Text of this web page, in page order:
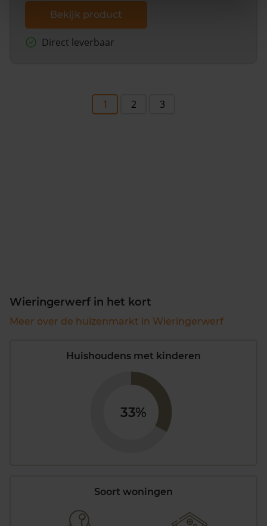
Bekijk product
Direct leverbaar
1 2 3
Wieringerwerf in het kort
Meer over de huizenmarkt in Wieringerwerf
Huishoudens met kinderen
33%
Soort woningen